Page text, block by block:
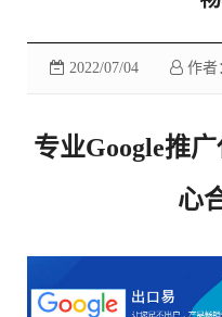
2022/07/04 作者
专业Google推
心